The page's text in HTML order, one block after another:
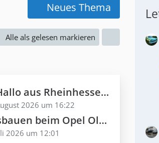
Neues Thema
Alle als gelesen markieren
- Neu hier mit alter Liebe
2026 um 16:22
Olympia Rekord Baujahr 1953/54
2026 um 12:01